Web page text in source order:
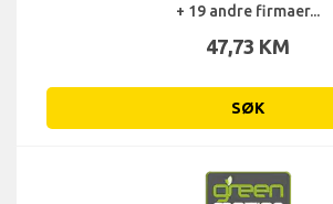
+ 19 andre firmaer...
47,73 KM
SØK